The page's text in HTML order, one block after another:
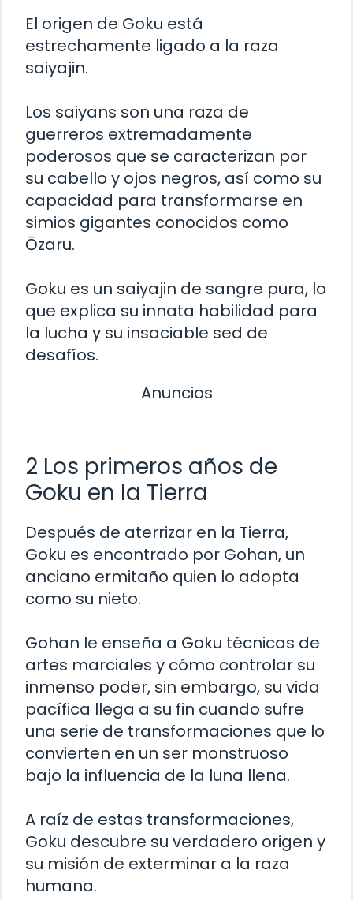
El origen de Goku está
estrechamente ligado a la raza
saiyajin.
Los saiyans son una raza de
guerreros extremadamente
poderosos que se caracterizan por
su cabello y ojos negros, así como su
capacidad para transformarse en
simios gigantes conocidos como
Ōzaru.
Goku es un saiyajin de sangre pura, lo
que explica su innata habilidad para
la lucha y su insaciable sed de
desafíos.
Anuncios
2 Los primeros años de
Goku en la Tierra
Después de aterrizar en la Tierra,
Goku es encontrado por Gohan, un
anciano ermitaño quien lo adopta
como su nieto.
Gohan le enseña a Goku técnicas de
artes marciales y cómo controlar su
inmenso poder, sin embargo, su vida
pacífica llega a su fin cuando sufre
una serie de transformaciones que lo
convierten en un ser monstruoso
bajo la influencia de la luna llena.
A raíz de estas transformaciones,
Goku descubre su verdadero origen y
su misión de exterminar a la raza
humana.